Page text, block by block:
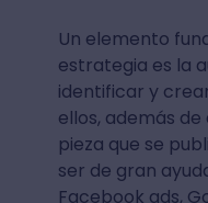
Un elemento
estrategia es la
identificar y
ellos, además
pieza que se
ser de gran
Facebook ads,